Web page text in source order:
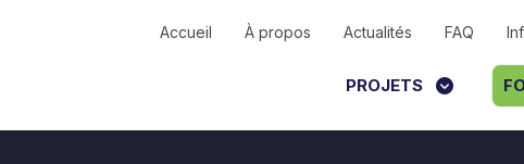
Accueil À propos Actualités FAQ
PROJETS